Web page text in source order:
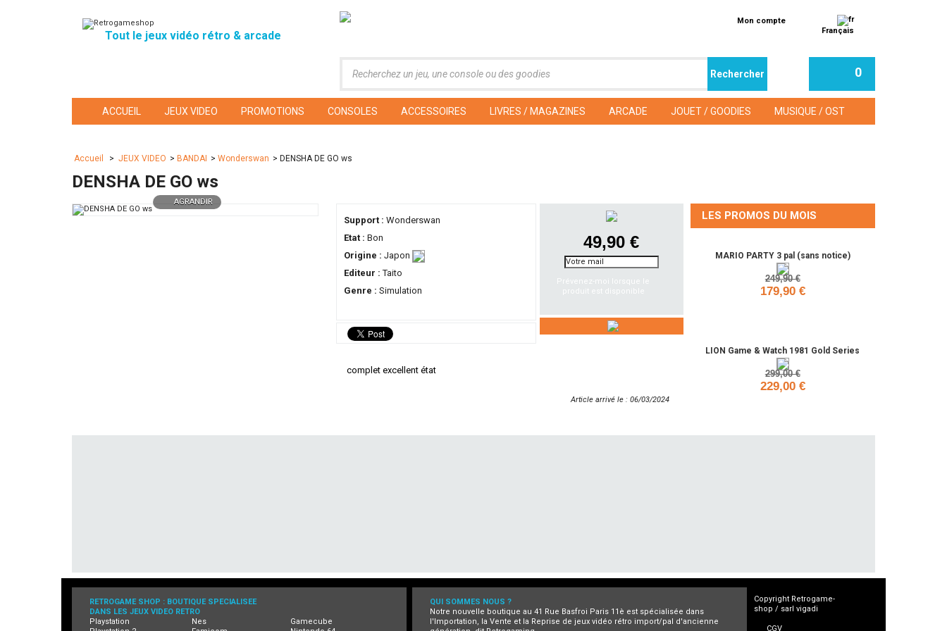
Tout le jeux vidéo rétro & arcade
Mon compte
Français
0
ACCUEIL JEUX VIDEO PROMOTIONS CONSOLES ACCESSOIRES LIVRES / MAGAZINES ARCADE JOUET / GOODIES MUSIQUE / OST
Accueil > JEUX VIDEO > BANDAI > Wonderswan > DENSHA DE GO ws
DENSHA DE GO ws
AGRANDIR
Support : Wonderswan
Etat : Bon
Origine : Japon
Editeur :Taito
Genre : Simulation
49,90 €
Prévenez-moi lorsque le
produit est disponible
complet excellent état
Article arrivé le : 06/03/2024
LES PROMOS DU MOIS
MARIO PARTY 3 pal (sans notice)
249,90 €
179,90 €
LION Game & Watch 1981 Gold Series
299,00 €
229,00 €
RETROGAME SHOP : BOUTIQUE SPECIALISEE
DANS LES JEUX VIDEO RETRO
Playstation
Nes
Gamecube
QUI SOMMES NOUS ?
Notre nouvelle boutique au 41 Rue Basfroi Paris 11è est spécialisée dans
l'Importation, la Vente et la Reprise de jeux vidéo rétro import/pal d'ancienne
Copyright Retrogame-
shop / sarl vigadi
CGV